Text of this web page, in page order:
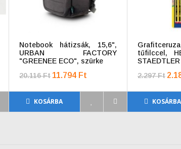
Notebook hátizsák, 15,6",
URBAN FACTORY
"GREENEE ECO", szürke
20.116 Ft 11.794 Ft
KOSÁRBA
tűfilccel,
2.297 Ft
KOSÁRBA